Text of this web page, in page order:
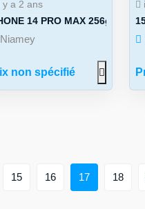
12 PRO ...
y a 2 ans
14 PRO MAX 256g, 2SIM
Niamey
non spécifié
15 16 17 18